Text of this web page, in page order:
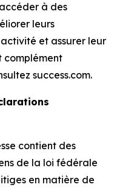
à des
leurs
et assurer leur
complément
success.com.
contient des
de la loi fédérale
en matière de